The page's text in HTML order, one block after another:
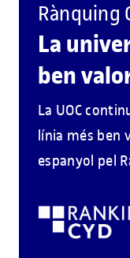
Rànquing
La
ben
La UOC
línia més ben
espanyol pel